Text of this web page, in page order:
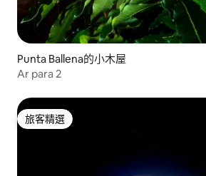
Punta Ballena的小木屋
Ar para 2
旅客精選
旅客精選